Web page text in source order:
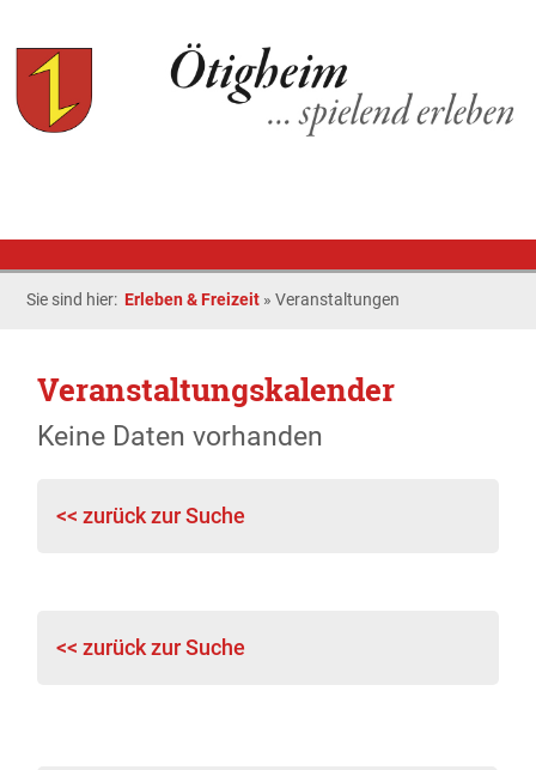
Sie sind hier: Erleben & Freizeit »Veranstaltungen
Veranstaltungskalender
Keine Daten vorhanden
<< zurück zur Suche
<< zurück zur Suche